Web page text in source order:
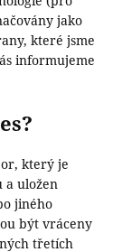
jako
které jsme
informujeme
který je
a uložen
jiného
být vráceny
třetích